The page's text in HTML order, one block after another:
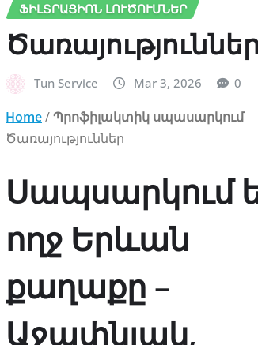
ՖԻԼՏՐԱՑԻՈՆ ԼՈՒԾՈՒՄՆԵՐ
Ծառայություններ
Tun Service Mar 3, 2026 0
Home/Պրոֆիլակտիկ սպասարկում
Ծառայություններ
Սապսարկում
ողջ Երևան
քաղաքը –
Աջափնյակ,